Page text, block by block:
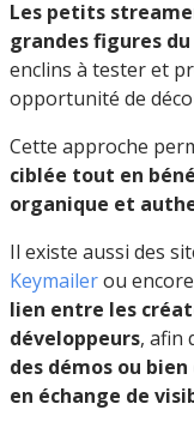
Les petits
grandes figures
enclins à tester et
opportunité de
Cette approche
ciblée tout en
organique et
Il existe aussi des
Keymailerou encore
lien entre les
développeurs, afin
des démos ou
en échange de